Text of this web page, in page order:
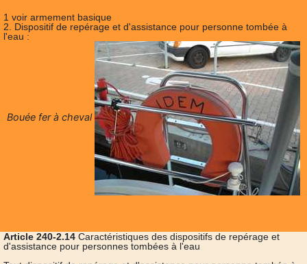
1 voir armement basique
2. Dispositif de repérage et d'assistance pour personne tombée à
l'eau :
Bouée fer à cheval
Article 240-2.14 Caractéristiques des dispositifs de repérage et
d'assistance pour personnes tombées à l'eau